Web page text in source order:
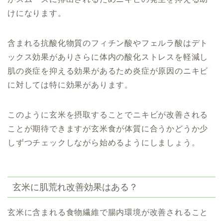
けになります。
含まれる抗酸化物質のフィチン酸やフェルラ酸はデト
ックス効果がありさらに体内の酸化ストレスを軽減し
肌の炎症を抑える効果があるため炎症が原因のニキビ
に対しては特に効果があります。
このように玄米を摂取することでニキビが改善される
ことが期待できますが玄米食が体質に合うかどうか少
しずつチェックしながら始めるようにしましょう。
玄米に肌荒れ改善効果はある？
玄米に含まれる食物繊維で腸内環境が改善されること